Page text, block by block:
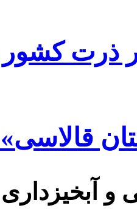
۸۵ درصد بذر
قالاسی»